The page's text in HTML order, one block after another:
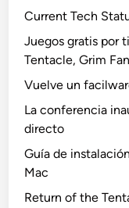
Current Tech
Juegos gratis por
Tentacle, Grim
Vuelve un
La conferencia
directo
Guía de
Mac
Return of the